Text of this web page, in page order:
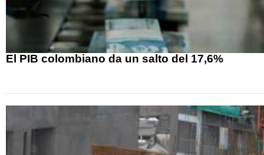
El PIB colombiano da un salto del 17,6%